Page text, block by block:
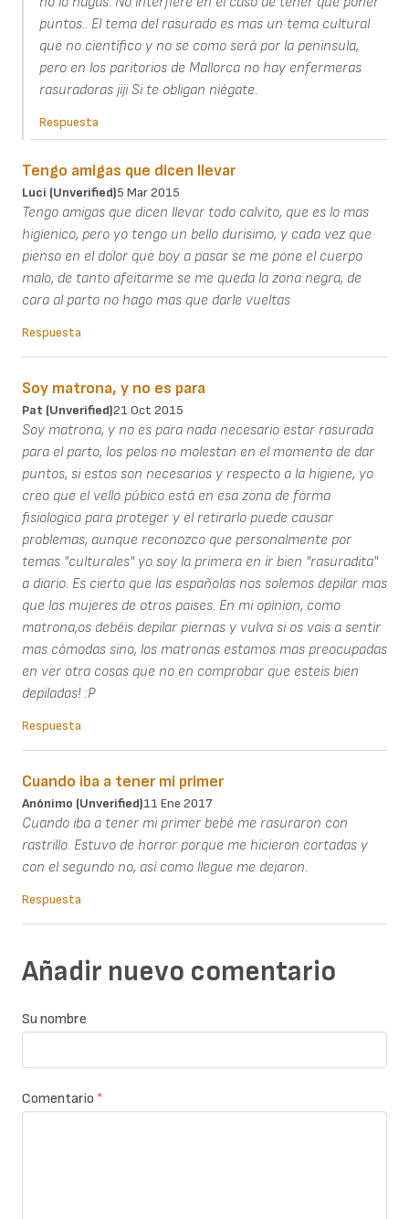
puntos.. El tema del rasurado es mas un tema cultural
que no científico y no se como será por la peninsula,
pero en los paritorios de Mallorca no hay enfermeras
rasuradoras jiji Si te obligan niégate.
Respuesta
Tengo amigas que dicen llevar
Luci (unverified)5 Mar 2015
Tengo amigas que dicen llevar todo calvito, que es lo mas
higienico, pero yo tengo un bello durisimo, y cada vez que
pienso en el dolor que boy a pasar se me pone el cuerpo
malo, de tanto afeitarme se me queda la zona negra, de
cara al parto no hago mas que darle vueltas
Respuesta
Soy matrona, y no es para
Pat (unverified)21 Oct 2015
Soy matrona, y no es para nada necesario estar rasurada
para el parto, los pelos no molestan en el momento de dar
puntos, si estos son necesarios y respecto a la higiene, yo
creo que el vello púbico está en esa zona de forma
fisiologica para proteger y el retirarlo puede causar
problemas, aunque reconozco que personalmente por
temas "culturales" yo soy la primera en ir bien "rasuradita"
a diario. Es cierto que las españolas nos solemos depilar mas
que las mujeres de otros paises. En mi opinion, como
matrona,os debéis depilar piernas y vulva si os vais a sentir
mas cómodas sino, los matronas estamos mas preocupadas
en ver otra cosas que no en comprobar que esteis bien
depiladas! :P
Respuesta
Cuando iba a tener mi primer
Anónimo (unverified)11 Ene 2017
Cuando iba a tener mi primer bebé me rasuraron con
rastrillo. Estuvo de horror porque me hicieron cortadas y
con el segundo no, así como llegue me dejaron.
Respuesta
Añadir nuevo comentario
Su nombre
Comentario *